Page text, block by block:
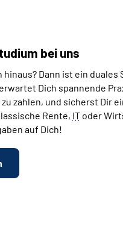
bei uns
hinaus? Dann ist ein
Dich spannende
zahlen, und sicherst Dir
Rente, IT oder
auf Dich!